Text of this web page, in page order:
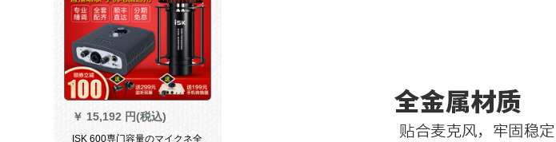
￥ 15,192 円(税込)
ISK 600専门容量のマイクネ全